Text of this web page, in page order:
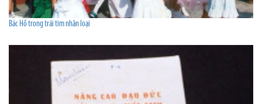
Bác Hồ trong trái tim nhân loại